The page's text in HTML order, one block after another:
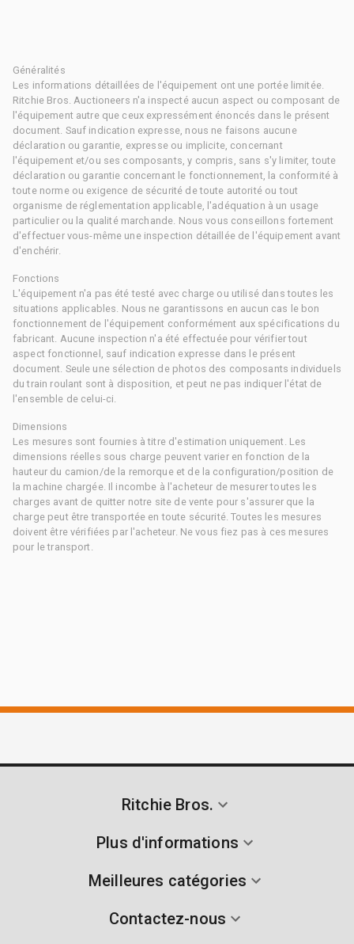
Généralités
Les informations détaillées de l'équipement ont une portée limitée.
Ritchie Bros. Auctioneers n'a inspecté aucun aspect ou composant de
l'équipement autre que ceux expressément énoncés dans le présent
document. Sauf indication expresse, nous ne faisons aucune
déclaration ou garantie, expresse ou implicite, concernant
l'équipement et/ou ses composants, y compris, sans s'y limiter, toute
déclaration ou garantie concernant le fonctionnement, la conformité à
toute norme ou exigence de sécurité de toute autorité ou tout
organisme de réglementation applicable, l'adéquation à un usage
particulier ou la qualité marchande. Nous vous conseillons fortement
d'effectuer vous-même une inspection détaillée de l'équipement avant
d'enchérir.
Fonctions
L'équipement n'a pas été testé avec charge ou utilisé dans toutes les
situations applicables. Nous ne garantissons en aucun cas le bon
fonctionnement de l'équipement conformément aux spécifications du
fabricant. Aucune inspection n'a été effectuée pour vérifier tout
aspect fonctionnel, sauf indication expresse dans le présent
document. Seule une sélection de photos des composants individuels
du train roulant sont à disposition, et peut ne pas indiquer l'état de
l'ensemble de celui-ci.
Dimensions
Les mesures sont fournies à titre d'estimation uniquement. Les
dimensions réelles sous charge peuvent varier en fonction de la
hauteur du camion/de la remorque et de la configuration/position de
la machine chargée. Il incombe à l'acheteur de mesurer toutes les
charges avant de quitter notre site de vente pour s'assurer que la
charge peut être transportée en toute sécurité. Toutes les mesures
doivent être vérifiées par l'acheteur. Ne vous fiez pas à ces mesures
pour le transport.
Ritchie Bros.
Plus d'informations
Meilleures catégories
Contactez-nous